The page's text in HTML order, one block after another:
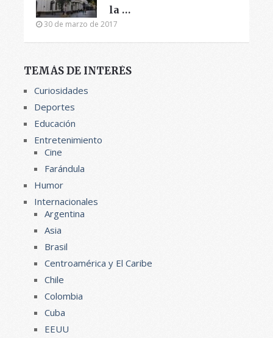
la …
30 de marzo de 2017
TEMÁS DE INTERÉS
Curiosidades
Deportes
Educación
Entretenimiento
Cine
Farándula
Humor
Internacionales
Argentina
Asia
Brasil
Centroamérica y El Caribe
Chile
Colombia
Cuba
EEUU